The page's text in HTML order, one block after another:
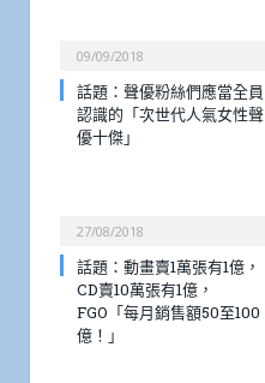
09/09/2018
話題：聲優粉絲們應當全員
認識的「次世代人氣女性聲
優十傑」
27/08/2018
話題：動畫賣1萬張有1億，
CD賣10萬張有1億，
FGO「每月銷售額50至100
億！」